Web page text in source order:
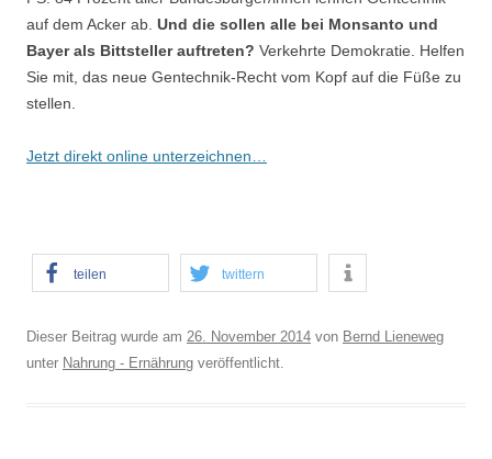
auf dem Acker ab. Und die sollen alle bei Monsanto und
Bayer als Bittsteller auftreten? Verkehrte Demokratie. Helfen
Sie mit, das neue Gentechnik-Recht vom Kopf auf die Füße zu
stellen.
Jetzt direkt online unterzeichnen…
teilen twittern
Dieser Beitrag wurde am 26. November 2014 von Bernd Lieneweg
unter Nahrung - Ernährung veröffentlicht.